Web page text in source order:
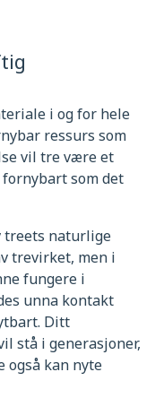
i og for hele
ressurs som
vil tre være et
som det
treets naturlige
trevirket, men i
fungere i
unna kontakt
Ditt
stå i generasjoner,
også kan nyte